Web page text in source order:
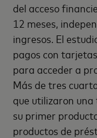
del acceso
12 meses,
ingresos. El
pagos con
para acceder a
Más de tres
que utilizaron
su primer
productos de